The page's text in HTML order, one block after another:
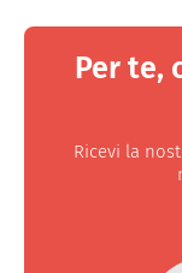
Per te,
Ricevi la